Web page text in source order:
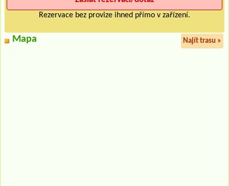
Rezervace bez provize ihned přímo v zařízení.
Mapa Najít trasu »